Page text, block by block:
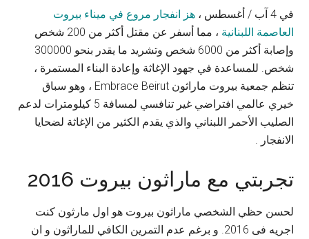
في 4 آب / أغسطس ،
هز انفجار مروع في ميناء بيروت
العاصمة اللبنانية
، مما أسفر عن مقتل أكثر من 200 شخص
وإصابة أكثر من 6000 شخص وتشريد ما يقدر بنحو 300000
شخص. للمساعدة في جهود الإغاثة وإعادة البناء المستمرة ،
تنظم جمعية بيروت ماراثون Embrace Beirut ، وهو سباق
خيري عالمي افتراضي غير تنافسي لمسافة 5 كيلومترات لدعم
الصليب الأحمر اللبناني والذي يقدم الكثير من الإغاثة لضحايا
الانفجار .
تجربتي مع ماراثون بيروت 2016
لحسن حظي الشخصي ماراثون بيروت هو اول مارثون كنت
اجريه فى 2016. و برغم عدم التمرين الكافي للماراثون و ان